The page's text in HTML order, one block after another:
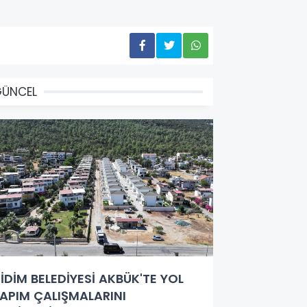
BELEDİYESİ AKBÜK'TE YOL
ÇALIŞMALARINI